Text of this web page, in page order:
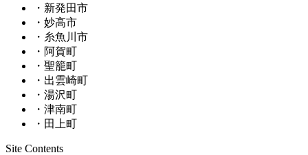
・新発田市
・妙高市
・糸魚川市
・阿賀町
・聖籠町
・出雲崎町
・湯沢町
・津南町
・田上町
Site Contents